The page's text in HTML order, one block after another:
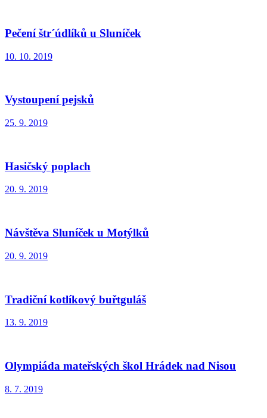
Pečení štr´údlíků u Sluníček
10. 10. 2019
Vystoupení pejsků
25. 9. 2019
Hasičský poplach
20. 9. 2019
Návštěva Sluníček u Motýlků
20. 9. 2019
Tradiční kotlíkový buřtguláš
13. 9. 2019
Olympiáda mateřských škol Hrádek nad Nisou
8. 7. 2019